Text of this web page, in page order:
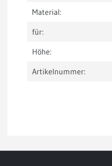
Material:
für:
Höhe:
Artikelnummer: